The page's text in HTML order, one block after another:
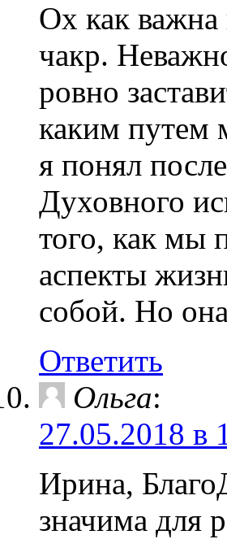
Ох как важна
чакр.
ровно
каким путем
я понял
Духовного
того, как мы
аспекты
собой. Но
Ответить
Ольга:
27.05.2018 в
Ирина,
значима для